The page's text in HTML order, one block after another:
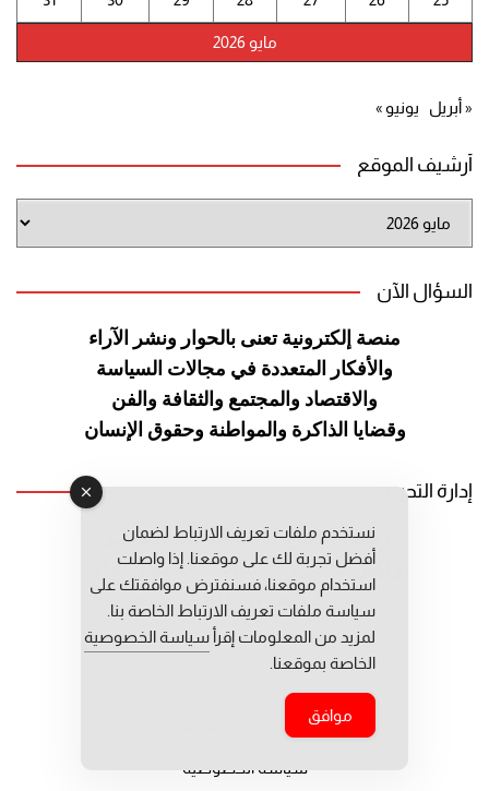
مايو 2026
« أبريل يونيو »
أرشيف الموقع
الموقع
السؤال الآن
منصة إلكترونية تعنى بالحوار ونشر
الآراء
والأفكار المتعددة في مجالات السياسة
والاقتصاد والمجتمع والثقافة والفن
وقضايا الذاكرة والمواطنة وحقوق الإنسان
إدارة التحرير
رئيس التحرير: عبد الرحيم التوراني
رئيس التحرير المساعد: المعطي قبال
مديرة التحرير: فاطمة حوحو
جميع حقوق النشر محفوظة © 2026
سياسة الخصوصية
نستخدم ملفات تعريف الارتباط لضمان
أفضل تجربة لك على موقعنا. إذا واصلت
استخدام موقعنا، فسنفترض موافقتك على
سياسة ملفات تعريف الارتباط الخاصة بنا.
لمزيد من المعلومات إقرأ سياسة الخصوصية
الخاصة بموقعنا.
موافق